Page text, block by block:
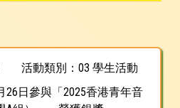
活動類別：03 學生活動
26日參與「2025香港青年音